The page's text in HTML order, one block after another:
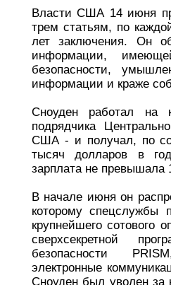
Власти США 14 июня
трем статьям, по
лет заключения. Он
информации,
безопасности,
информации и краже
Сноуден работал на
подрядчика
США - и получал, по
тысяч долларов в
зарплата не превышала
В начале июня он
которому спецслужбы
крупнейшего сотового
сверхсекретной
безопасности
электронные
Сноуден был уволен за